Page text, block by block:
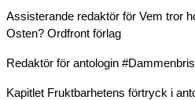
Assisterande redaktör för Vem tror
Osten? Ordfront förlag
Redaktör för antologin
Kapitlet Fruktbarhetens förtryck i